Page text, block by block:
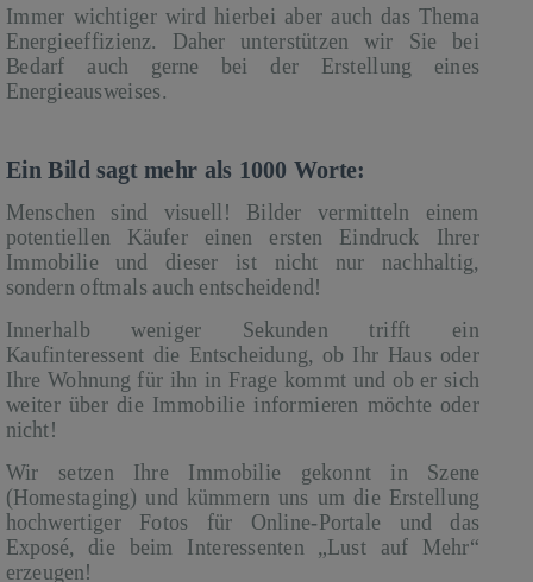
Immer wichtiger wird hierbei aber auch das Thema
Energieeffizienz. Daher unterstützen wir Sie bei
Bedarf auch gerne bei der Erstellung eines
Energieausweises.
Ein Bild sagt mehr als 1000 Worte:
Menschen sind visuell! Bilder vermitteln einem
potentiellen Käufer einen ersten Eindruck Ihrer
Immobilie und dieser ist nicht nur nachhaltig,
sondern oftmals auch entscheidend!
Innerhalb weniger Sekunden trifft ein
Kaufinteressent die Entscheidung, ob Ihr Haus oder
Ihre Wohnung für ihn in Frage kommt und ob er sich
weiter über die Immobilie informieren möchte oder
nicht!
Wir setzen Ihre Immobilie gekonnt in Szene
(Homestaging) und kümmern uns um die Erstellung
hochwertiger Fotos für Online-Portale und das
Exposé, die beim Interessenten „Lust auf Mehr“
erzeugen!